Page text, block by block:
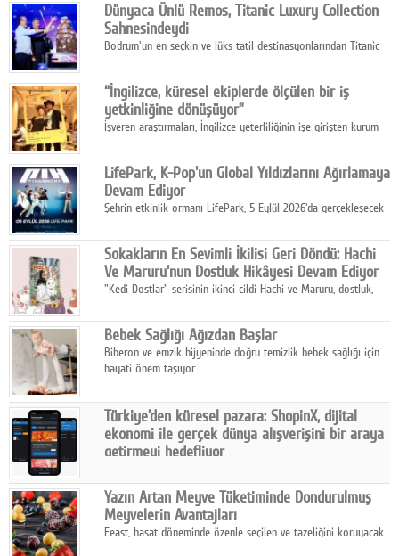
Dünyaca Ünlü Remos, Titanic Luxury Collection
Sahnesindeydi
Bodrum'un en seçkin ve lüks tatil destinasyonlarından Titanic
yaz etkinlikleri kapsamında uluslararası yıldızları ağırlamaya
devam ediyor
“İngilizce, küresel ekiplerde ölçülen bir iş
yetkinliğine dönüşüyor”
İşveren araştırmaları, İngilizce yeterliliğinin işe girişten kurum
gösteriyor.
LifePark, K-Pop'un Global Yıldızlarını Ağırlamaya
Devam Ediyor
Şehrin etkinlik ormanı LifePark, 5 Eylül 2026'da gerçekleşecek
haritasında önemli bir destinasyon haline getirmeye
hazırlanıyor.
Sokakların En Sevimli İkilisi Geri Döndü: Hachi
Ve Maruru'nun Dostluk Hikâyesi Devam Ediyor
"Kedi Dostlar" serisinin ikinci cildi Hachi ve Maruru, dostluk,
mevsiminin zorlu koşulları eşliğinde anlatıyor.
Bebek Sağlığı Ağızdan Başlar
Biberon ve emzik hijyeninde doğru temizlik bebek sağlığı için
hayati önem taşıyor.
Türkiye'den küresel pazara: ShopinX, dijital
ekonomi ile gerçek dünya alışverişini bir araya
getirmeyi hedefliyor
ekonomi ile gerçek dünya alışveriş deneyimi arasında köprü
kurmayı hedefleyen vizyonuyla uluslararası pazarlara açılıyor.
Yazın Artan Meyve Tüketiminde Dondurulmuş
Meyvelerin Avantajları
Feast, hasat döneminde özenle seçilen ve tazeliğini koruyacak